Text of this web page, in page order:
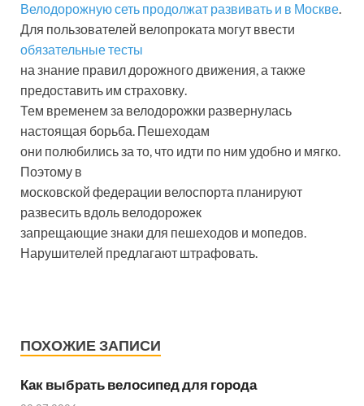
Велодорожную сеть продолжат развивать и в Москве.
Для пользователей велопроката могут ввести
обязательные тесты
на знание правил дорожного движения, а также
предоставить им страховку.
Тем временем за велодорожки развернулась
настоящая борьба. Пешеходам
они полюбились за то, что идти по ним удобно и мягко.
Поэтому в
московской федерации велоспорта планируют
развесить вдоль велодорожек
запрещающие знаки для пешеходов и мопедов.
Нарушителей предлагают штрафовать.
ПОХОЖИЕ ЗАПИСИ
Как выбрать велосипед для города